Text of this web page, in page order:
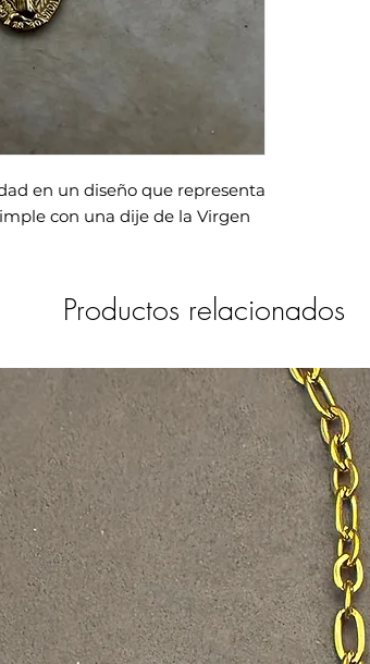
en un diseño que representa
con una dije de la Virgen
Productos relacionados